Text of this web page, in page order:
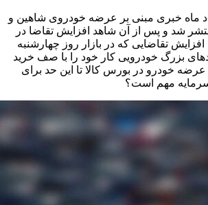
ماه خبری مبنی بر عرضه خودروی شاهین و
شد و پس از آن شاهد افزایش تقاضا در
تقاضایی که در بازار روز چهارشنبه
بزرگ خودرویی کار خود را با صف خرید
عرضه خودرو در بورس کالا تا این حد برای
سرمایه مهم است؟